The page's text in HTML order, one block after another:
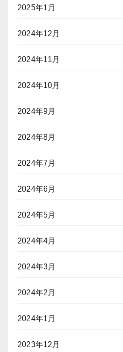
2025年1月
2024年12月
2024年11月
2024年10月
2024年9月
2024年8月
2024年7月
2024年6月
2024年5月
2024年4月
2024年3月
2024年2月
2024年1月
2023年12月